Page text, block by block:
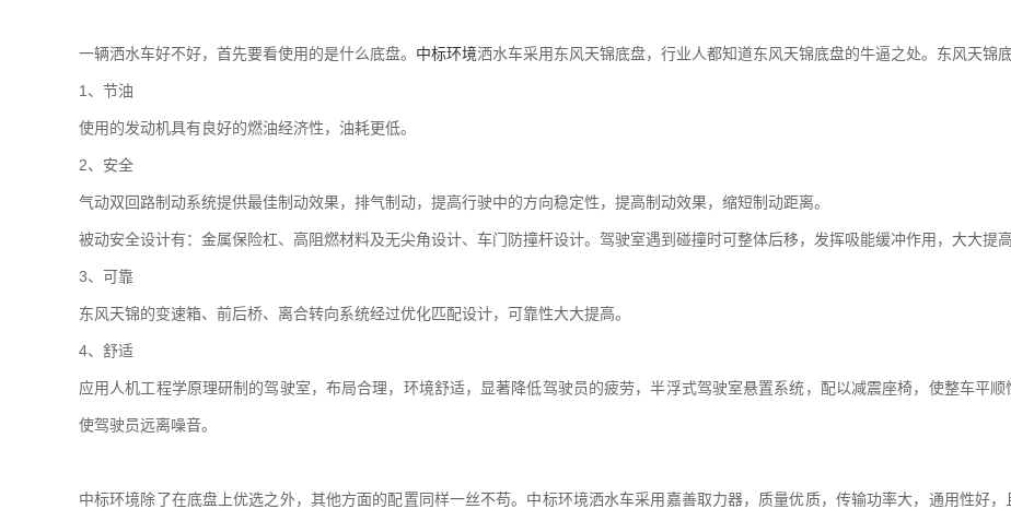
一辆洒水车好不好，首先要看使用的是什么底盘。 中标环境洒水车采用东风天锦底盘，行业人都知道东风天锦底盘的牛逼之处。东风天锦
1、节油
使用的发动机具有良好的燃油经济性，油耗更低。
2、安全
气动双回路制动系统提供最佳制动效果，排气制动，提高行驶中的方向稳定性，提高制动效果，缩短制动距离。
被动安全设计有：金属保险杠、高阻燃材料及无尖角设计、车门防撞杆设计。驾驶室遇到碰撞时可整体后移，发挥吸能缓冲作用，大大提
3、可靠
东风天锦的变速箱、前后桥、离合转向系统经过优化匹配设计，可靠性大大提高。
4、舒适
应用人机工程学原理研制的驾驶室，布局合理，环境舒适，显著降低驾驶员的疲劳，半浮式驾驶室悬置系统，配以减震座椅，使整车平
使驾驶员远离噪音。
中标环境除了在底盘上优选之外，其他方面的配置同样一丝不苟。中标环境洒水车采用嘉善取力器，质量优质，传输功率大，通用性好